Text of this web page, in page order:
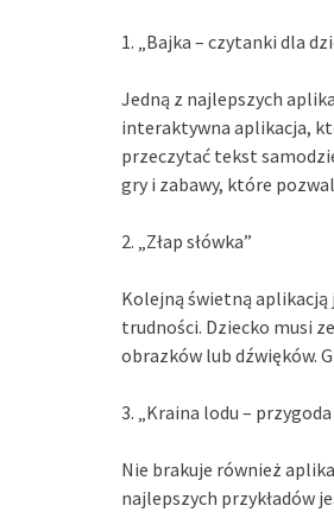
1. „Bajka – czytanki dla
Jedną z najlepszych
interaktywna aplikacja,
przeczytać tekst
gry i zabawy, które
2. „Złap słówka”
Kolejną świetną aplikacją
trudności. Dziecko musi
obrazków lub dźwięków.
3. „Kraina lodu –
Nie brakuje również
najlepszych przykładów